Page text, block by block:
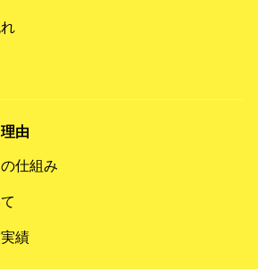
由
仕組み
績